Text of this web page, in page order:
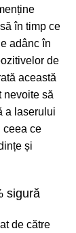
în timp ce
adânc în
de
această
nevoite să
a laserului
ceea ce
și
sigură
de către